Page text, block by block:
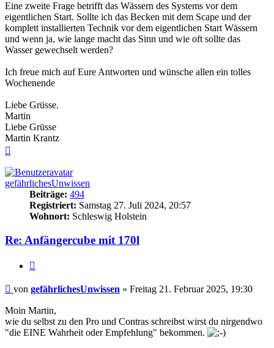
Eine zweite Frage betrifft das Wässern des Systems vor dem
eigentlichen Start. Sollte ich das Becken mit dem Scape und der
komplett installierten Technik vor dem eigentlichen Start Wässern
und wenn ja, wie lange macht das Sinn und wie oft sollte das
Wasser gewechselt werden?
Ich freue mich auf Eure Antworten und wünsche allen ein tolles
Wochenende
Liebe Grüsse.
Martin
Liebe Grüsse
Martin Krantz
gefährlichesUnwissen
Beiträge: 494
Registriert: Samstag 27. Juli 2024, 20:57
Wohnort: Schleswig Holstein
Re: Anfängercube mit 170l
Beitrag
von gefährlichesUnwissen » Freitag 21. Februar 2025, 19:30
Moin Martin,
wie du selbst zu den Pro und Contras schreibst wirst du nirgendwo
"die EINE Wahrheit oder Empfehlung" bekommen.